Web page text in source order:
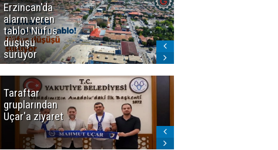
Erzincan'da
alarm veren
tablo! Nüfus
düşüşü
sürüyor
Taraftar
gruplarından
Uçar'a ziyaret